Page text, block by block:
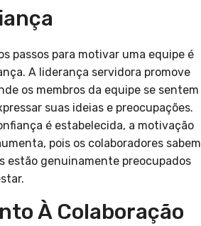
passos para motivar uma equipe é
A liderança servidora promove
os membros da equipe se sentem
suas ideias e preocupações.
é estabelecida, a motivação
pois os colaboradores sabem
estão genuinamente preocupados
À Colaboração